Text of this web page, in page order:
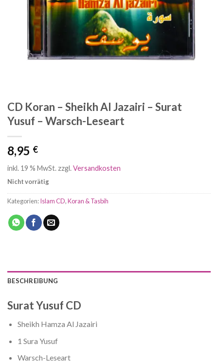
CD Koran – Sheikh Al Jazairi – Surat
Yusuf – Warsch-Leseart
8,95 €
inkl. 19 % MwSt. zzgl.Versandkosten
Nicht vorrätig
Kategorien:Islam CD,Koran & Tasbih
BESCHREIBUNG
Surat Yusuf CD
Sheikh Hamza Al Jazairi
1 Sura Yusuf
Warsch-Leseart